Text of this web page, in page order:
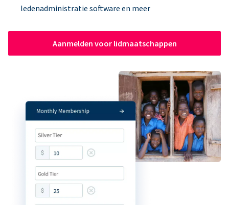
ledenadministratie software en meer
Aanmelden voor lidmaatschappen